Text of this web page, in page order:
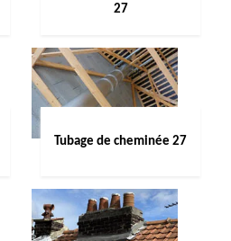
27
Tubage de cheminée 27